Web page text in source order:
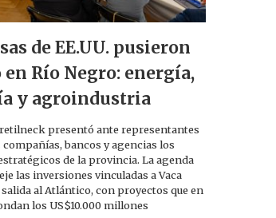
de EE.UU. pusieron
en Río Negro: energía,
y agroindustria
presentó ante representantes
compañías, bancos y agencias los
de la provincia. La agenda
las inversiones vinculadas a Vaca
al Atlántico, con proyectos que en
los US$10.000 millones